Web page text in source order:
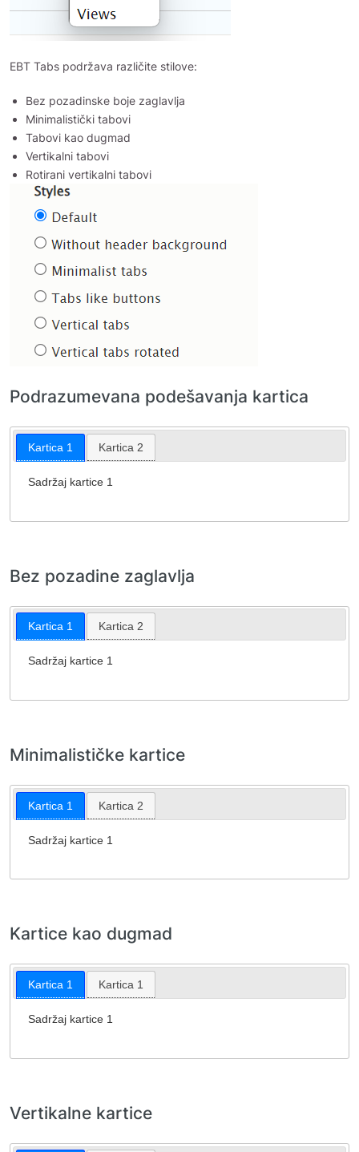
EBT Tabs podržava različite stilove:
Bez pozadinske boje zaglavlja
Minimalistički tabovi
Tabovi kao dugmad
Vertikalni tabovi
Rotirani vertikalni tabovi
Podrazumevana podešavanja kartica
Kartica 1 Kartica 2
Sadržaj kartice 1
Bez pozadine zaglavlja
Kartica 1 Kartica 2
Sadržaj kartice 1
Minimalističke kartice
Kartica 1 Kartica 2
Sadržaj kartice 1
Kartice kao dugmad
Kartica 1 Kartica 1
Sadržaj kartice 1
Vertikalne kartice